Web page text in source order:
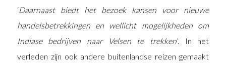
‘Daarnaast biedt het bezoek kansen voor nieuwe
handelsbetrekkingen en wellicht mogelijkheden om
Indiase bedrijven naar Velsen te trekken’. In het
verleden zijn ook andere buitenlandse reizen gemaakt